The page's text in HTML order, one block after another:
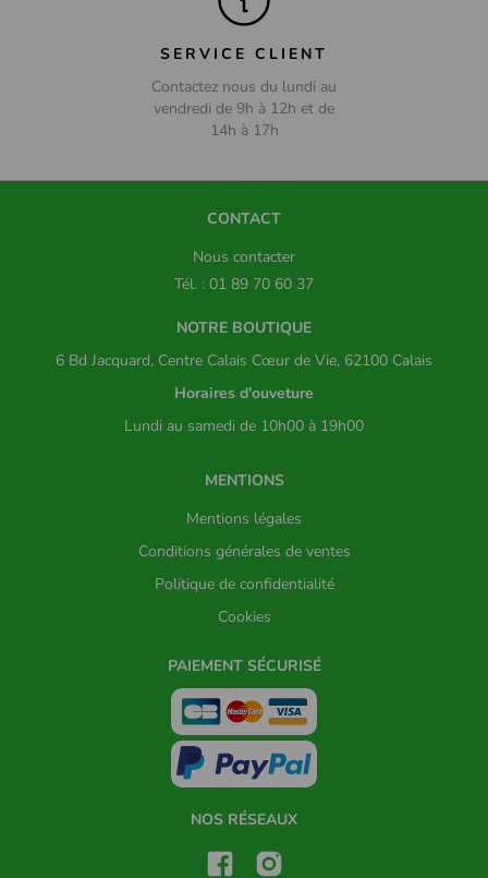
SERVICE CLIENT
Contactez nous du lundi au
vendredi de 9h à 12h et de
14h à 17h
CONTACT
Nous contacter
Tél. : 01 89 70 60 37
NOTRE BOUTIQUE
6 Bd Jacquard, Centre Calais Cœur de Vie, 62100 Calais
Horaires d'ouveture
Lundi au samedi de 10h00 à 19h00
MENTIONS
Mentions légales
Conditions générales de ventes
Politique de confidentialité
Cookies
PAIEMENT SÉCURISÉ
NOS RÉSEAUX